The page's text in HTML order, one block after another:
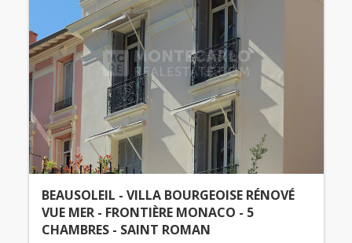
BEAUSOLEIL - VILLA BOURGEOISE RÉNOVÉ
VUE MER - FRONTIÈRE MONACO - 5
CHAMBRES - SAINT ROMAN